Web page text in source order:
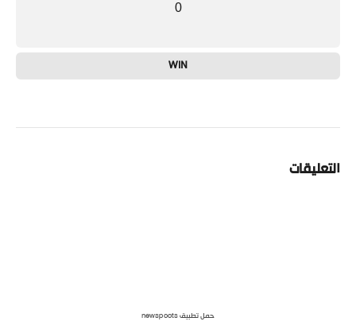
0
WIN
التعليقات
حمل تطبيق newspoots